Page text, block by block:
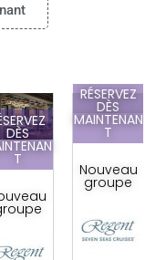
RÉSERVEZ
DÈS
MAINTENAN
Nouveau
groupe